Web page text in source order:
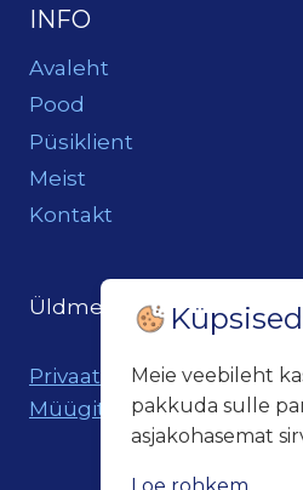
INFO
Avaleht
Pood
Püsiklient
Meist
Kontakt
Üldmeil:
Privaatsuspoliitika
Müügitingimused
Küpsised
Meie veebileht
pakkuda sulle
asjakohasemat